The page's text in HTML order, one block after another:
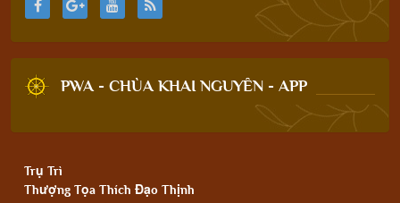
PWA - CHÙA KHAI NGUYÊN - APP
Trụ Trì
Thượng Tọa Thích Đạo Thịnh